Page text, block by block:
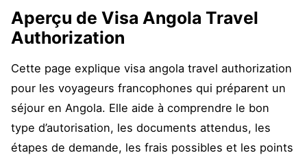
Aperçu de Visa Angola Travel
Authorization
Cette page explique visa angola travel authorization
pour les voyageurs francophones qui préparent un
séjour en Angola. Elle aide à comprendre le bon
type d’autorisation, les documents attendus, les
étapes de demande, les frais possibles et les points